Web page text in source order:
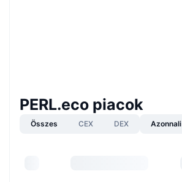
PERL.eco piacok
Összes CEX DEX Azonnali